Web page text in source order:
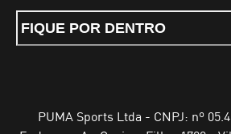
FIQUE POR DENTRO
PUMA Sports Ltda - CNPJ: nº